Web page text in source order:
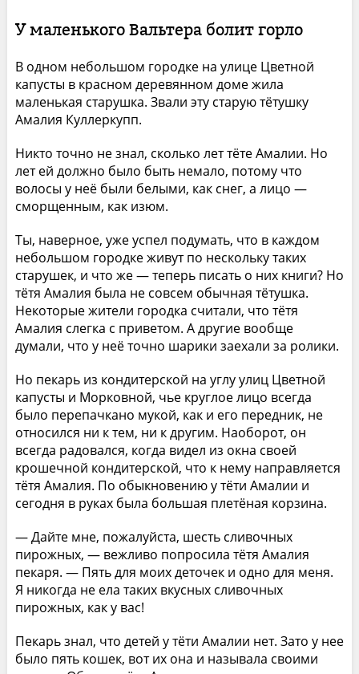
У маленького Вальтера болит горло
В одном небольшом городке на улице Цветной
капусты в красном деревянном доме жила
маленькая старушка. Звали эту старую тётушку
Амалия Куллеркупп.
Никто точно не знал, сколько лет тёте Амалии. Но
лет ей должно было быть немало, потому что
волосы у неё были белыми, как снег, а лицо —
сморщенным, как изюм.
Ты, наверное, уже успел подумать, что в каждом
небольшом городке живут по нескольку таких
старушек, и что же — теперь писать о них книги? Но
тётя Амалия была не совсем обычная тётушка.
Некоторые жители городка считали, что тётя
Амалия слегка с приветом. А другие вообще
думали, что у неё точно шарики заехали за ролики.
Но пекарь из кондитерской на углу улиц Цветной
капусты и Морковной, чье круглое лицо всегда
было перепачкано мукой, как и его передник, не
относился ни к тем, ни к другим. Наоборот, он
всегда радовался, когда видел из окна своей
крошечной кондитерской, что к нему направляется
тётя Амалия. По обыкновению у тёти Амалии и
сегодня в руках была большая плетёная корзина.
— Дайте мне, пожалуйста, шесть сливочных
пирожных, — вежливо попросила тётя Амалия
пекаря. — Пять для моих деточек и одно для меня.
Я никогда не ела таких вкусных сливочных
пирожных, как у вас!
Пекарь знал, что детей у тёти Амалии нет. Зато у нее
было пять кошек, вот их она и называла своими